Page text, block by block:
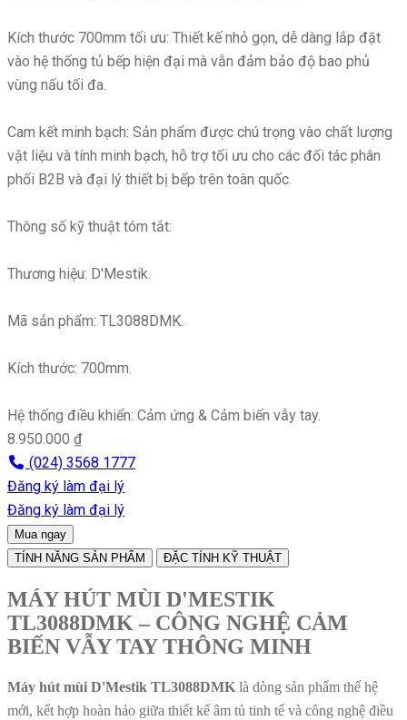
Kích thước 700mm tối ưu: Thiết kế nhỏ gọn, dễ dàng lắp đặt
vào hệ thống tủ bếp hiện đại mà vẫn đảm bảo độ bao phủ
vùng nấu tối đa.
Cam kết minh bạch: Sản phẩm được chú trọng vào chất lượng
vật liệu và tính minh bạch, hỗ trợ tối ưu cho các đối tác phân
phối B2B và đại lý thiết bị bếp trên toàn quốc.
Thông số kỹ thuật tóm tắt:
Thương hiệu: D'Mestik.
Mã sản phẩm: TL3088DMK.
Kích thước: 700mm.
Hệ thống điều khiển: Cảm ứng & Cảm biến vẫy tay.
8.950.000 ₫
(024) 3568 1777
Đăng ký làm đại lý
Đăng ký làm đại lý
Mua ngay
TÍNH NĂNG SẢN PHẨM
ĐẶC TÍNH KỸ THUẬT
MÁY HÚT MÙI D'MESTIK
TL3088DMK – CÔNG NGHỆ CẢM
BIẾN VẪY TAY THÔNG MINH
Máy hút mùi D'Mestik TL3088DMKlà dòng sản phẩm thế hệ
mới, kết hợp hoàn hảo giữa thiết kế âm tủ tinh tế và công nghệ điều